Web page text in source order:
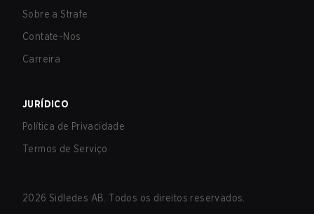
Sobre a Strafe
Contate-Nos
Carreira
JURÍDICO
Política de Privacidade
Termos de Serviço
2026 Sidledes AB. Todos os direitos reservados.